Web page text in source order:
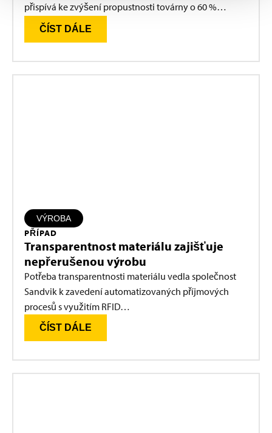
přispívá ke zvýšení propustnosti továrny o 60 %…
ČÍST DÁLE
VÝROBA
PŘÍPAD
Transparentnost materiálu zajišťuje
nepřerušenou výrobu
Potřeba transparentnosti materiálu vedla společnost
Sandvik k zavedení automatizovaných příjmových
procesů s využitím RFID…
ČÍST DÁLE